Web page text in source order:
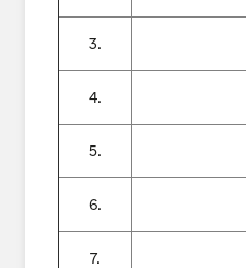
3.
4.
5.
6.
7.